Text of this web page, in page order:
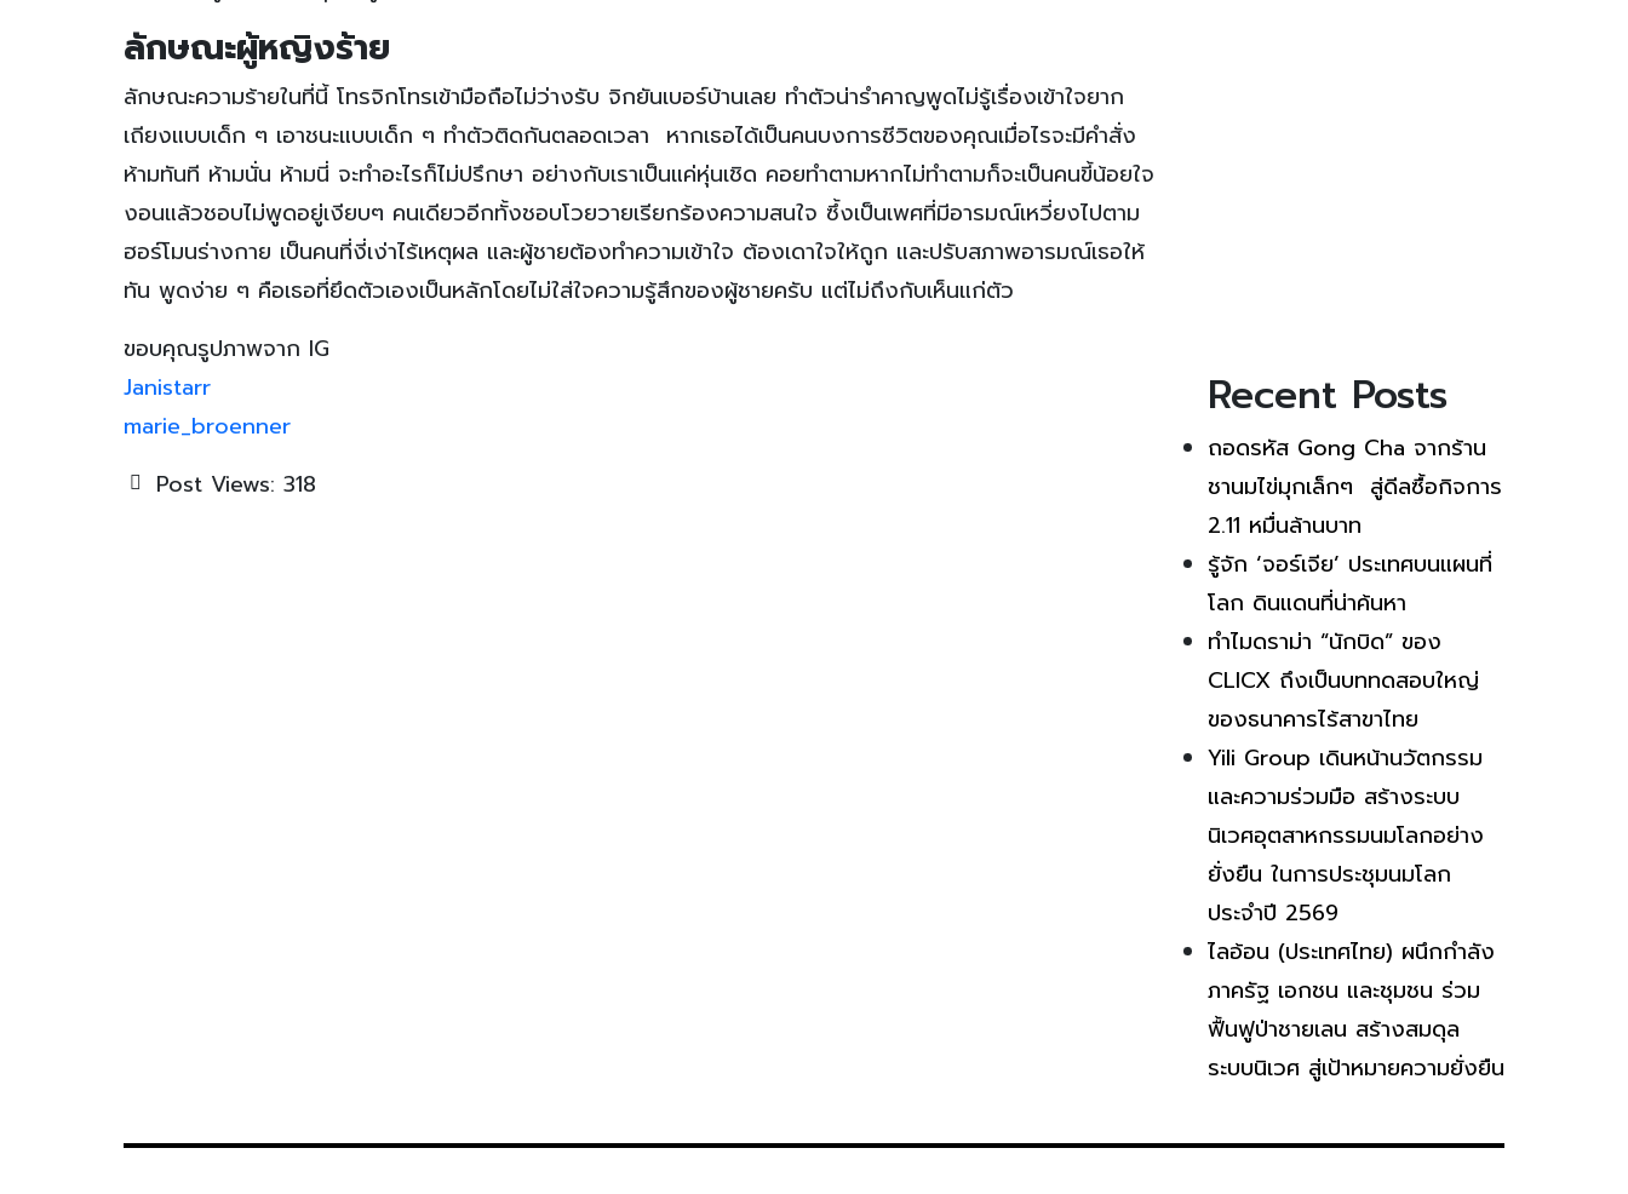
ลักษณะผู้หญิงร้าย
ลักษณะความร้ายในที่นี้ โทรจิกโทรเข้ามือถือไม่ว่างรับ จิกยันเบอร์บ้านเลย ทำตัวน่ารำคาญพูดไม่รู้เรื่องเข้าใจยาก
เถียงแบบเด็ก ๆ เอาชนะแบบเด็ก ๆ ทำตัวติดกันตลอดเวลา หากเธอได้เป็นคนบงการชีวิตของคุณเมื่อไรจะมีคำสั่ง
ห้ามทันที ห้ามนั่น ห้ามนี่ จะทำอะไรก็ไม่ปรึกษา อย่างกับเราเป็นแค่หุ่นเชิด คอยทำตามหากไม่ทำตามก็จะเป็นคนขี้น้อยใจ
งอนแล้วชอบไม่พูดอยู่เงียบๆ คนเดียวอีกทั้งชอบโวยวายเรียกร้องความสนใจ ซึ้งเป็นเพศที่มีอารมณ์เหวี่ยงไปตาม
ฮอร์โมนร่างกาย เป็นคนที่งี่เง่าไร้เหตุผล และผู้ชายต้องทำความเข้าใจ ต้องเดาใจให้ถูก และปรับสภาพอารมณ์เธอให้
ทัน พูดง่าย ๆ คือเธอที่ยึดตัวเองเป็นหลักโดยไม่ใส่ใจความรู้สึกของผู้ชายครับ แต่ไม่ถึงกับเห็นแก่ตัว
ขอบคุณรูปภาพจาก IG
Janistarr
marie_broenner
Post Views: 318
Recent Posts
ถอดรหัส Gong Cha จากร้าน
ชานมไข่มุกเล็กๆ สู่ดีลซื้อกิจการ
2.11 หมื่นล้านบาท
รู้จัก ‘จอร์เจีย’ ประเทศบนแผนที่
โลก ดินแดนที่น่าค้นหา
ทำไมดราม่า “นักบิด” ของ
CLICX ถึงเป็นบททดสอบใหญ่
ของธนาคารไร้สาขาไทย
Yili Group เดินหน้านวัตกรรม
และความร่วมมือ สร้างระบบ
นิเวศอุตสาหกรรมนมโลกอย่าง
ยั่งยืน ในการประชุมนมโลก
ประจำปี 2569
ไลอ้อน (ประเทศไทย) ผนึกกำลัง
ภาครัฐ เอกชน และชุมชน ร่วม
ฟื้นฟูป่าชายเลน สร้างสมดุล
ระบบนิเวศ สู่เป้าหมายความยั่งยืน